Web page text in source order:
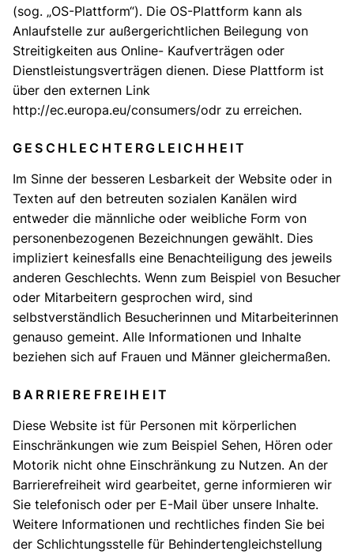
(sog. „OS-Plattform“). Die OS-Plattform kann als
Anlaufstelle zur außergerichtlichen Beilegung von
Streitigkeiten aus Online- Kaufverträgen oder
Dienstleistungsverträgen dienen. Diese Plattform ist
über den externen Link
http://ec.europa.eu/consumers/odr zu erreichen.
GESCHLECHTERGLEICHHEIT
Im Sinne der besseren Lesbarkeit der Website oder in
Texten auf den betreuten sozialen Kanälen wird
entweder die männliche oder weibliche Form von
personenbezogenen Bezeichnungen gewählt. Dies
impliziert keinesfalls eine Benachteiligung des jeweils
anderen Geschlechts. Wenn zum Beispiel von Besucher
oder Mitarbeitern gesprochen wird, sind
selbstverständlich Besucherinnen und Mitarbeiterinnen
genauso gemeint. Alle Informationen und Inhalte
beziehen sich auf Frauen und Männer gleichermaßen.
BARRIEREFREIHEIT
Diese Website ist für Personen mit körperlichen
Einschränkungen wie zum Beispiel Sehen, Hören oder
Motorik nicht ohne Einschränkung zu Nutzen. An der
Barrierefreiheit wird gearbeitet, gerne informieren wir
Sie telefonisch oder per E-Mail über unsere Inhalte.
Weitere Informationen und rechtliches finden Sie bei
der Schlichtungsstelle für Behindertengleichstellung